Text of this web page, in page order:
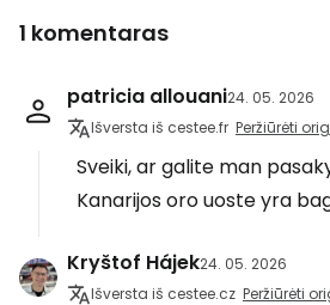
1 komentaras
patricia allouani24. 05. 2026
Išversta iš cestee.fr Peržiūrėti
Sveiki, ar galite man
Kanarijos oro uoste yra
Kryštof Hájek24. 05. 2026
Išversta iš cestee.cz Peržiūrėti